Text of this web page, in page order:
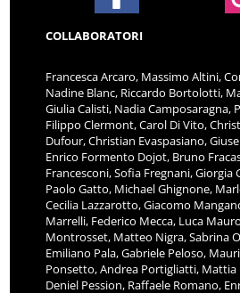
COLLABORATORI
Francesca Arcaro, Massimo Altini,
Nadine Blanc, Riccardo Bortolotti,
Giulia Calisti, Nadia Camposaragna,
Filippo Clermont, Carol Di Vito,
Dufour, Christian Evaspasiano,
Enrico Formento Dojot, Bruno
Francesconi, Sofia Fregnani, Giorgia
Paolo Gatto, Michael Ghignone,
Cecilia Lazzarotto, Giacomo
Marrelli, Federico Mecca, Luca
Montrosset, Matteo Nigra, Sabrina
Emiliano Pala, Gabriele Peloso,
Ponsetto, Andrea Portigliatti,
Deniel Pession, Raffaele Romano,